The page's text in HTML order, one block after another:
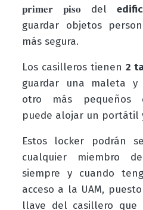
𝐩𝐫𝐢𝐦𝐞𝐫
𝐩𝐢𝐬𝐨 del
guardar objetos
más segura.
Los casilleros tienen 2
guardar una maleta
otro más
puede alojar un portátil
Estos locker podrán
cualquier miembro
siempre y cuando
acceso a la UAM,
llave del casillero que